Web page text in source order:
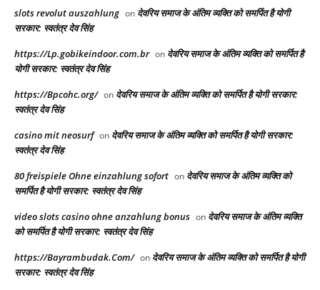
slots revolut auszahlung on देवरिय समाज के अंतिम व्यक्ति को समर्पित है योगी
सरकार: स्वतंत्र देव सिंह
https://Lp.gobikeindoor.com.br on देवरिय समाज के अंतिम व्यक्ति को समर्पित है
योगी सरकार: स्वतंत्र देव सिंह
https://Bpcohc.org/ on देवरिय समाज के अंतिम व्यक्ति को समर्पित है योगी सरकार:
स्वतंत्र देव सिंह
casino mit neosurf on देवरिय समाज के अंतिम व्यक्ति को समर्पित है योगी सरकार:
स्वतंत्र देव सिंह
80 freispiele Ohne einzahlung sofort on देवरिय समाज के अंतिम व्यक्ति को
समर्पित है योगी सरकार: स्वतंत्र देव सिंह
video slots casino ohne anzahlung bonus on देवरिय समाज के अंतिम व्यक्ति
को समर्पित है योगी सरकार: स्वतंत्र देव सिंह
https://Bayrambudak.Com/ on देवरिय समाज के अंतिम व्यक्ति को समर्पित है योगी
सरकार: स्वतंत्र देव सिंह